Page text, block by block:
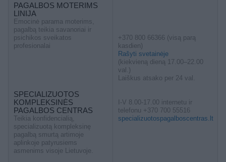
PAGALBOS MOTERIMS
LINIJA
Emocinė parama moterims,
pagalbą teikia savanoriai ir
psichikos sveikatos
profesionalai
SPECIALIZUOTOS
KOMPLEKSINĖS
PAGALBOS CENTRAS
Teikia konfidencialią,
specializuotą kompleksinę
pagalbą smurtą artimoje
aplinkoje patyrusiems
asmenims visoje Lietuvoje.
+370 800 66366 (visą parą
kasdien)
Rašyti svetainėje
(kiekvieną dieną 17.00–22.00
val.)
Laiškus atsako per 24 val.
I-V 8.00-17.00 internetu ir
telefonu +370 700 55516
specializuotospagalboscentras.lt